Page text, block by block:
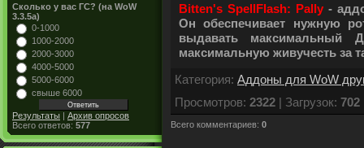
Сколько у вас ГС? (на WoW
3.3.5a)
0-1000
1000-2000
2000-3000
4000-5000
5000-6000
свыше 6000
Результаты | Архив опросов
Всего ответов: 577
Bitten's SpellFlash: Pally -
Он обеспечивает нужную
выдавать
максимальную живучесть за
Категория: Аддоны для WoW
Просмотров: 2322 | Загрузок: 702
Всего комментариев: 0